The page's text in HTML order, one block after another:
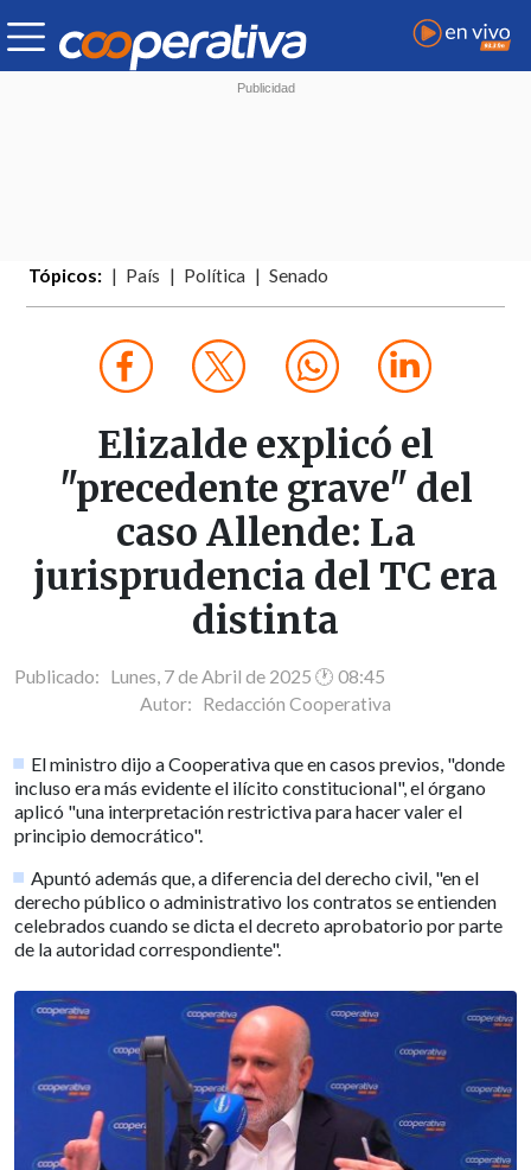
Tópicos: País Política Senado
Elizalde explicó el
"precedente grave" del
caso Allende: La
jurisprudencia del TC era
distinta
Publicado: Lunes, 7 de Abril de 2025 🕐 08:45
Autor: Redacción Cooperativa
El ministro dijo a Cooperativa que en casos previos, "donde
incluso era más evidente el ilícito constitucional", el órgano
aplicó "una interpretación restrictiva para hacer valer el
principio democrático".
Apuntó además que, a diferencia del derecho civil, "en el
derecho público o administrativo los contratos se entienden
celebrados cuando se dicta el decreto aprobatorio por parte
de la autoridad correspondiente".